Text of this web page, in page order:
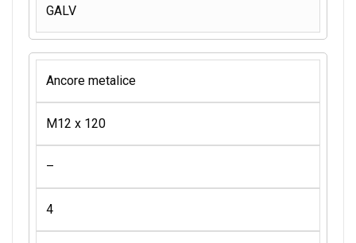
GALV
Ancore metalice
M12 x 120
–
4